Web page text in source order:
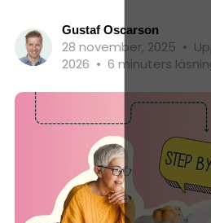
Gustaf Oscarson
28 november, 2025 •
2026 • 6 minuters